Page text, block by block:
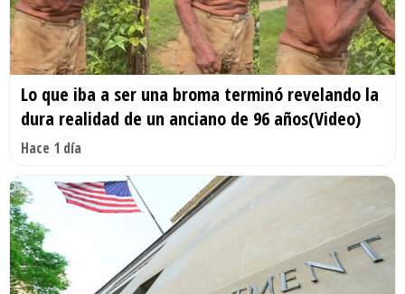
Lo que iba a ser una broma terminó revelando la
dura realidad de un anciano de 96 años(Video)
Hace 1 día